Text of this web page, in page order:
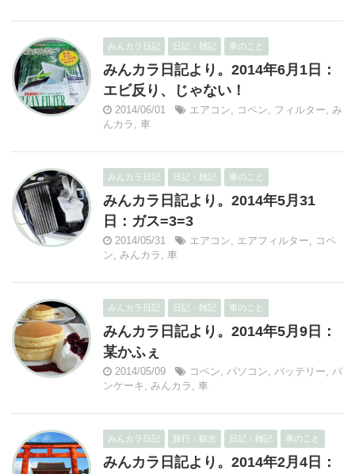
みんカラ日記 日記・雑記 車のこと
みんカラ日記より。2014年6月1日：
エビ反り、じゃない！
2014/06/01 エアコン, コペン, フィルター, み
んカラ , 車
みんカラ日記 日記・雑記 車のこと
みんカラ日記より。2014年5月31
日：ガス=3=3
2014/05/31 エアコン, エアフィルター, コペ
ン, みんカラ , 車
みんカラ日記 日記・雑記 車のこと
みんカラ日記より。2014年5月9日：
某かふぇ
2014/05/09 コペン, パソコン, バッテリー, パ
ンケーキ, みんカラ , 車
みんカラ日記 旅行・観光 日記・雑記 車のこと
みんカラ日記より。2014年2月4日：